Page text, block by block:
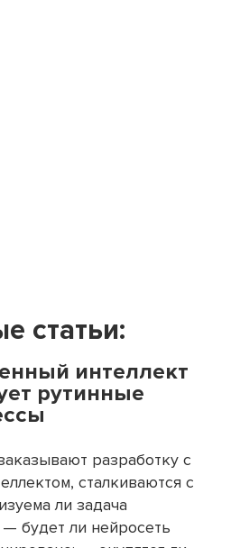
статьи:
интеллект
рутинные
разработку с
сталкиваются с
ли задача
будет ли нейросеть